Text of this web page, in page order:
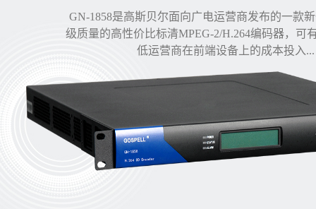
GN-1858是高斯贝尔面向广电运营商发布的一款
级质量的高性价比标清MPEG-2/H.264编码器，可
低运营商在前端设备上的成本投入...